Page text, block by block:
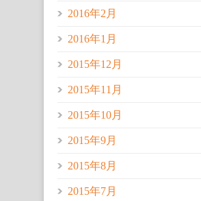
2016年2月
2016年1月
2015年12月
2015年11月
2015年10月
2015年9月
2015年8月
2015年7月